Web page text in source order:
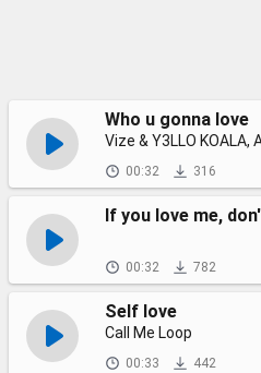
Who u gonna love
Vize & Y3LLO KOALA,
00:32 316
If you love me,
00:32 782
Self love
Call Me Loop
00:33 442